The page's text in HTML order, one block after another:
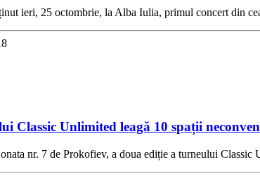
ieri, 25 octombrie, la Alba Iulia, primul concert din
Classic Unlimited leagă 10 spații
nr. 7 de Prokofiev, a doua ediție a turneului Classic